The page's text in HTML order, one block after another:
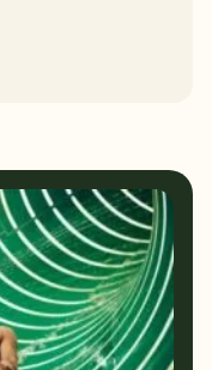
Kindvriendelijk